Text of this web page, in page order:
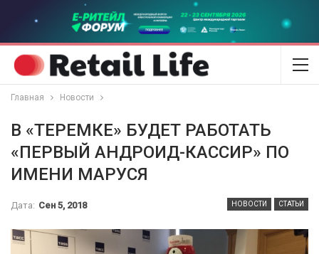
Главная Новости
В «ТЕРЕМКЕ» БУДЕТ РАБОТАТЬ
«ПЕРВЫЙ АНДРОИД-КАССИР» ПО
ИМЕНИ МАРУСЯ
НОВОСТИ СТАТЬИ
Дата: Сен 5, 2018